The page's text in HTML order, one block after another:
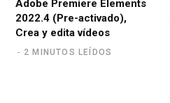
Adobe Premiere Elements
2022.4 (Pre-activado),
Crea y edita vídeos
2 MINUTOS LEÍDOS